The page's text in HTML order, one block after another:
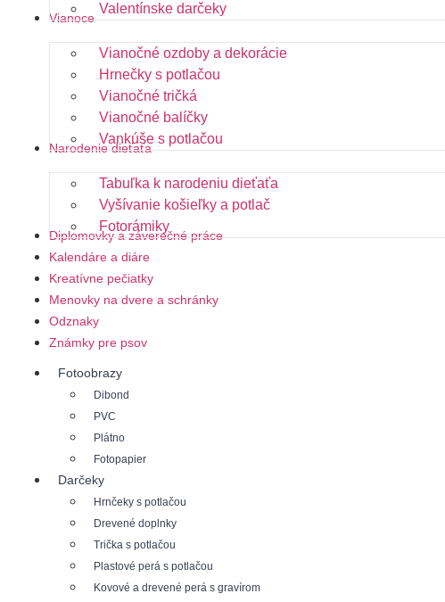
Valentínske darčeky
Vianoce
Vianočné ozdoby a dekorácie
Hrnečky s potlačou
Vianočné tričká
Vianočné balíčky
Vankúše s potlačou
Narodenie dieťaťa
Tabuľka k narodeniu dieťaťa
Vyšívanie košieľky a potlač
Fotorámiky
Diplomovky a záverečné práce
Kalendáre a diáre
Kreatívne pečiatky
Menovky na dvere a schránky
Odznaky
Známky pre psov
Fotoobrazy
Dibond
PVC
Plátno
Fotopapier
Darčeky
Hrnčeky s potlačou
Drevené doplnky
Trička s potlačou
Plastové perá s potlačou
Kovové a drevené perá s gravírom